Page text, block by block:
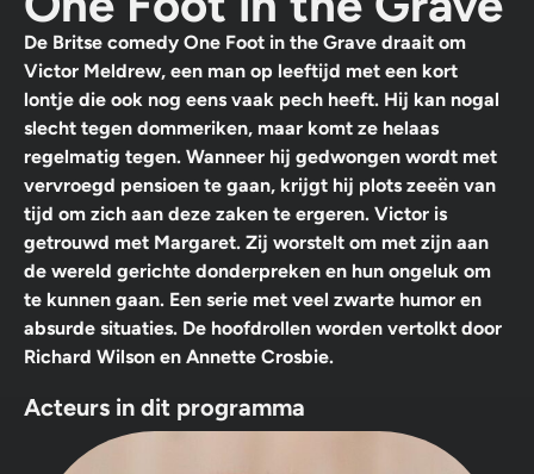
De Britse comedy One Foot in the Grave draait om
Victor Meldrew, een man op leeftijd met een kort
lontje die ook nog eens vaak pech heeft. Hij kan nogal
slecht tegen dommeriken, maar komt ze helaas
regelmatig tegen. Wanneer hij gedwongen wordt met
vervroegd pensioen te gaan, krijgt hij plots zeeën van
tijd om zich aan deze zaken te ergeren. Victor is
getrouwd met Margaret. Zij worstelt om met zijn aan
de wereld gerichte donderpreken en hun ongeluk om
te kunnen gaan. Een serie met veel zwarte humor en
absurde situaties. De hoofdrollen worden vertolkt door
Richard Wilson en Annette Crosbie.
Acteurs in dit programma